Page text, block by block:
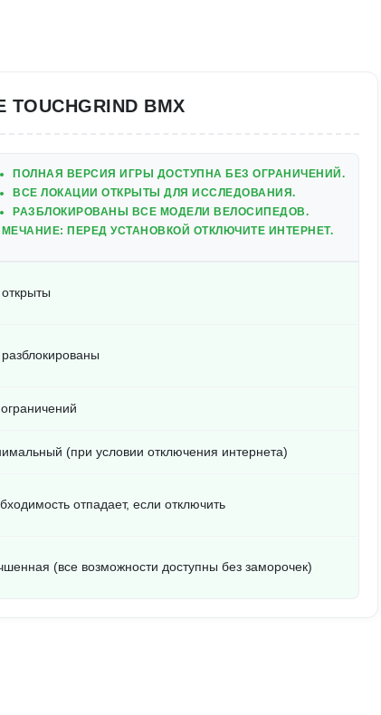
BMX
ПОЛНАЯ ВЕРСИЯ ИГРЫ ДОСТУПНА БЕЗ ОГРАНИЧЕНИЙ.
ВСЕ ЛОКАЦИИ ОТКРЫТЫ ДЛЯ ИССЛЕДОВАНИЯ.
РАЗБЛОКИРОВАНЫ ВСЕ МОДЕЛИ ВЕЛОСИПЕДОВ.
ПЕРЕД УСТАНОВКОЙ ОТКЛЮЧИТЕ ИНТЕРНЕТ.
(при условии отключения интернета)
отпадает, если отключить
(все возможности доступны без заморочек)